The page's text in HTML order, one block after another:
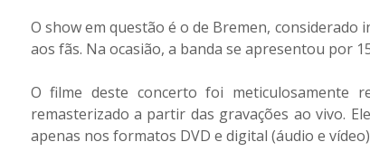
O show em questão é o de Bremen,
aos fãs. Na ocasião, a banda se apresentou por
O filme deste concerto foi meticulosamente
remasterizado a partir das gravações ao vivo.
apenas nos formatos DVD e digital (áudio e